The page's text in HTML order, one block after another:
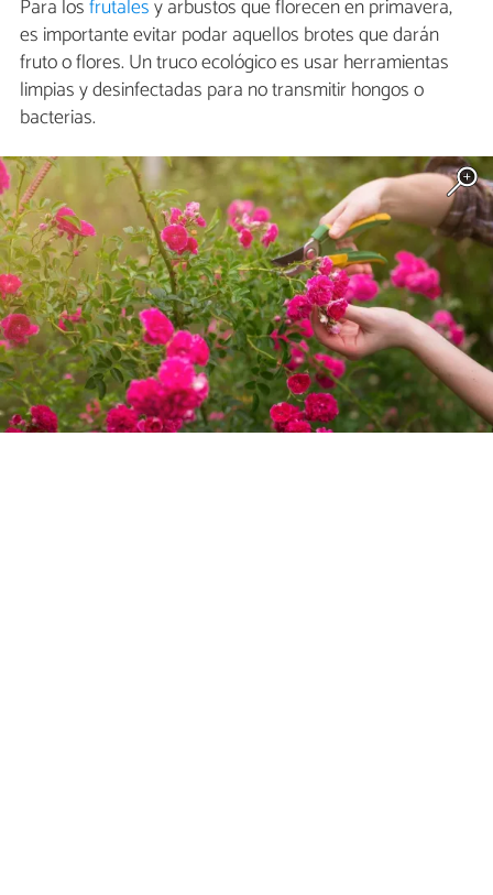
Para losfrutalesy arbustos que florecen en primavera,
es importante evitar podar aquellos brotes que darán
fruto o flores. Un truco ecológico es usar herramientas
limpias y desinfectadas para no transmitir hongos o
bacterias.